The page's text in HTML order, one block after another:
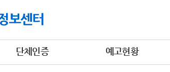
단체인증 예고현황